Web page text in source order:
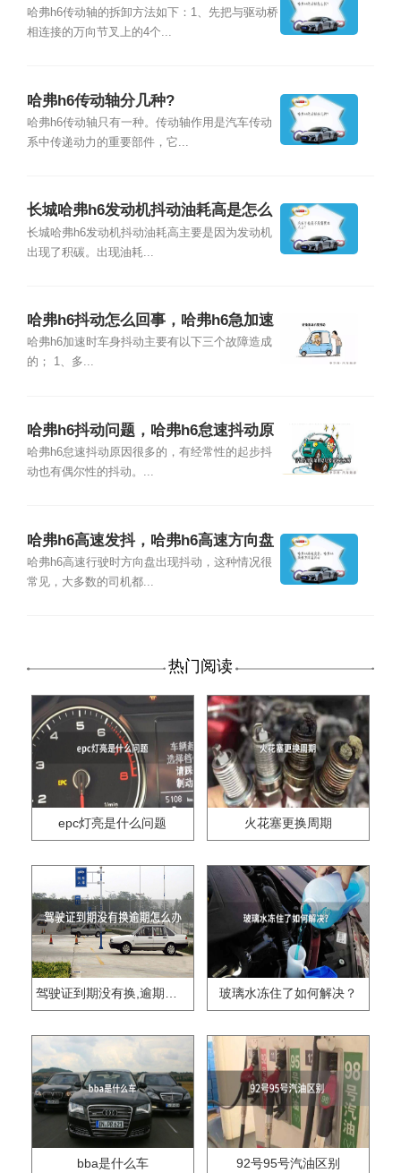
哈弗h6传动轴的拆卸方法如下：1、先把与驱动桥
相连接的万向节叉上的4个...
哈弗h6传动轴分几种?
哈弗h6传动轴只有一种。传动轴作用是汽车传动
系中传递动力的重要部件，它...
长城哈弗h6发动机抖动油耗高是怎么
回事
长城哈弗h6发动机抖动油耗高主要是因为发动机
出现了积碳。出现油耗...
哈弗h6抖动怎么回事，哈弗h6急加速
抖动
哈弗h6加速时车身抖动主要有以下三个故障造成
的； 1、多...
哈弗h6抖动问题，哈弗h6怠速抖动原
因
哈弗h6怠速抖动原因很多的，有经常性的起步抖
动也有偶尔性的抖动。...
哈弗h6高速发抖，哈弗h6高速方向盘
抖动
哈弗h6高速行驶时方向盘出现抖动，这种情况很
常见，大多数的司机都...
热门阅读
epc灯亮是什么问题 火花塞更换周期
驾驶证到期没有换,逾期怎么办?? 玻璃水冻住了如何解决？
bba是什么车 92号95号汽油区别